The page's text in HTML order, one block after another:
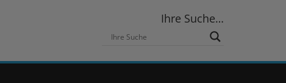
Ihre Suche…